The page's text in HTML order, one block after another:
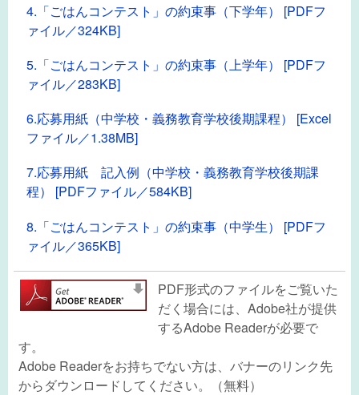
4.「ごはんコンテスト」の約束事（下学年） [PDFフ
ァイル／324KB]
5.「ごはんコンテスト」の約束事（上学年） [PDFフ
ァイル／283KB]
6.応募用紙（中学校・義務教育学校後期課程） [Excel
ファイル／1.38MB]
7.応募用紙 記入例（中学校・義務教育学校後期課
程） [PDFファイル／584KB]
8.「ごはんコンテスト」の約束事（中学生） [PDFフ
ァイル／365KB]
PDF形式のファイルをご覧いた
だく場合には、Adobe社が提供
するAdobe Readerが必要で
す。
Adobe Readerをお持ちでない方は、バナーのリンク先
からダウンロードしてください。（無料）